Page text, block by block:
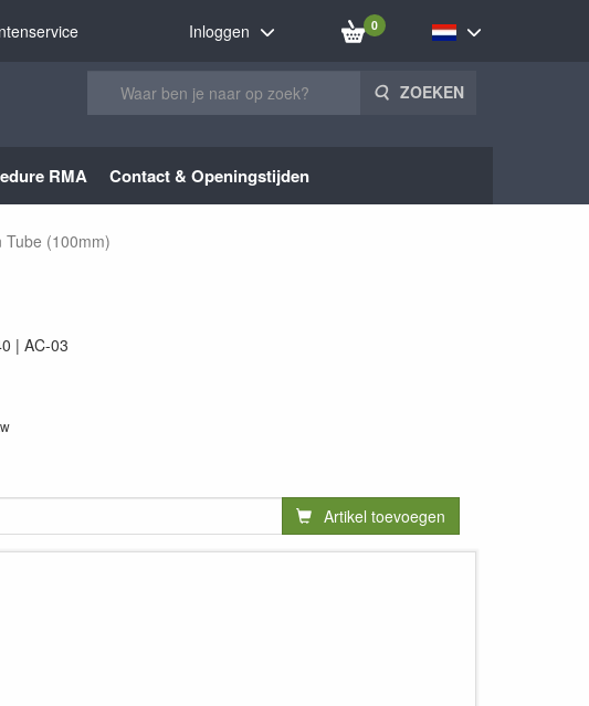
Inloggen 0
ZOEKEN
RMA Contact & Openingstijden
Tube (100mm)
AC-03
Artikel toevoegen